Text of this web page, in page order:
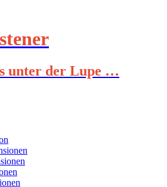
unter der Lupe …